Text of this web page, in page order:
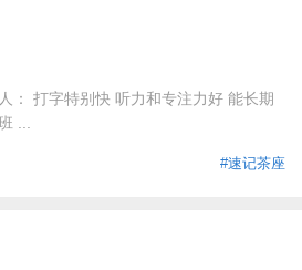
： 打字特别快 听力和专注力好 能长期
...
#速记茶座